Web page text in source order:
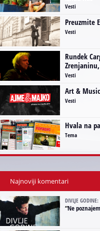
Vesti
Preuzmite
Vesti
Rundek
Vesti
Art &
Vesti
Hvala na
Tema
Najnoviji komentari
DIVLJE
“Ne poznajem njegovu muziku, ali vise puta